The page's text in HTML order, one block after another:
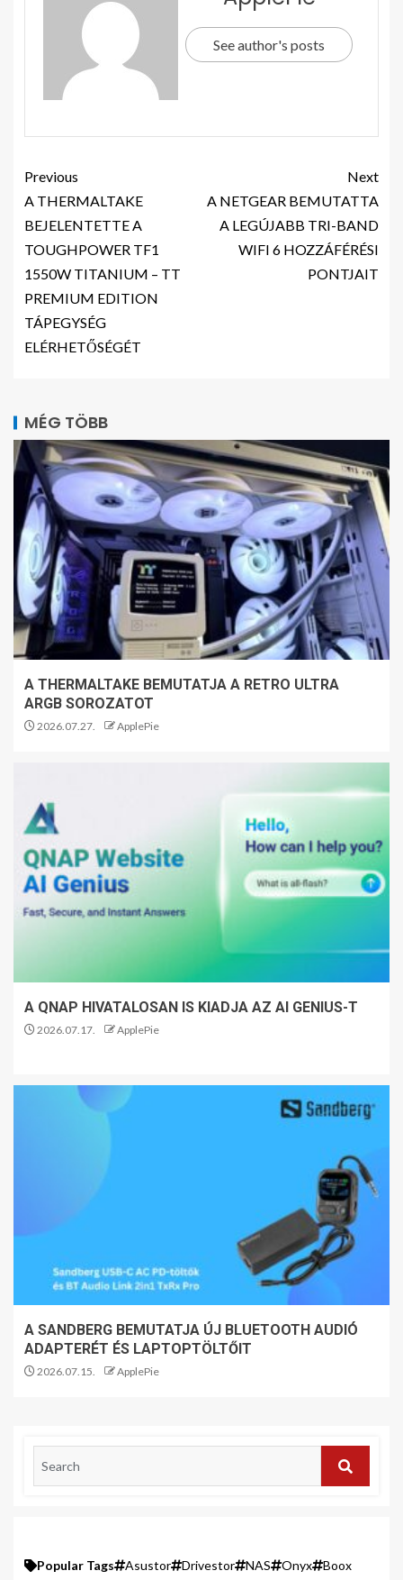
See author's posts
Previous
A THERMALTAKE
BEJELENTETTE A
TOUGHPOWER TF1
1550W TITANIUM – TT
PREMIUM EDITION
TÁPEGYSÉG
ELÉRHETŐSÉGÉT
Next
A NETGEAR BEMUTATTA
A LEGÚJABB TRI-BAND
WIFI 6 HOZZÁFÉRÉSI
PONTJAIT
MÉG TÖBB
A THERMALTAKE BEMUTATJA A RETRO ULTRA
ARGB SOROZATOT
2026.07.27. ApplePie
A QNAP HIVATALOSAN IS KIADJA AZ AI GENIUS-T
2026.07.17. ApplePie
A SANDBERG BEMUTATJA ÚJ BLUETOOTH AUDIÓ
ADAPTERÉT ÉS LAPTOPTÖLTŐIT
2026.07.15. ApplePie
Popular Tags Asustor Drivestor NAS Onyx Boox